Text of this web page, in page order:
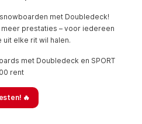
met Doubledeck!
prestaties – voor iedereen
uit elke rit wil halen.
met Doubledeck en SPORT
rent
🔥